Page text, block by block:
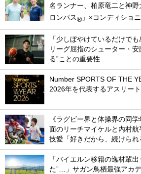
名ランナー、柏原竜二と神
ロンパス® 」×コンディショ
「少しぼやけているだけで
リーグ屈指のシューター・安
る”ことの重要性
Number SPORTS OF THE
2026年を代表するアスリー
《ラグビー界と体操界の同
面のリーチマイケルと内村
技愛「好きだから、続けられ
「バイエルン移籍の逸材輩
た”…」サガン鳥栖最強アカ